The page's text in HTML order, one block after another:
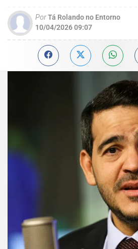
PorTá Rolando no Entorno
10/04/2026 09:07